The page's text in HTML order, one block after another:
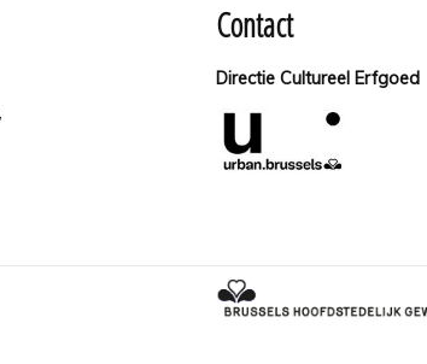
Contact
Directie Cultureel Erfgoed